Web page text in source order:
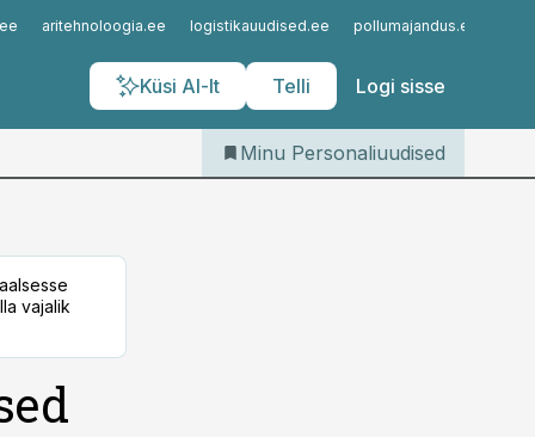
aritehnoloogia.ee logistikauudised.ee pollumajandus.ee
Küsi AI-lt Telli Logi sisse
Iseteenindus
Telli Personaliuudised
Minu Personaliuudised
vajalik